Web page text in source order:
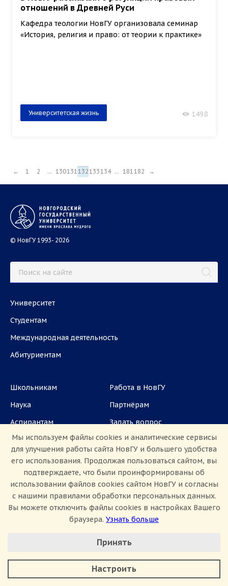
отношений в Древней Руси
Кафедра теологии НовГУ организовала семинар
«История, религия и право: от теории к практике»
Университетская жизнь 1498
← 1 2 ... 130131132133134 ... 181182 →
© НовГУ 1993- 2026
Университет
Студентам
Международная деятельность
Абитуриентам
Школьникам
Наука
Аспирантам
СМИ
Работа в НовГУ
Партнёрам
Задать вопрос
ул. Большая Санкт-Петербургская, 41, каб.
1101, 1103
Приемная комиссия: +7(8162)33-20-44
Сведения об образовательной организации
Мы используем файлы cookies и аналитические сервисы
для улучшения работы сайта НовГУ и большего удобства
его использования. Продолжая пользоваться сайтом, вы
подтверждаете, что были проинформированы об
использовании файлов cookies сайтом НовГУ и согласны
с нашими правилами обработки персональных данных.
Вы можете отключить файлы cookies в настройках Вашего
браузера. Узнать больше
Минимальные
Аналитические/Функциональные
Принять
Настроить